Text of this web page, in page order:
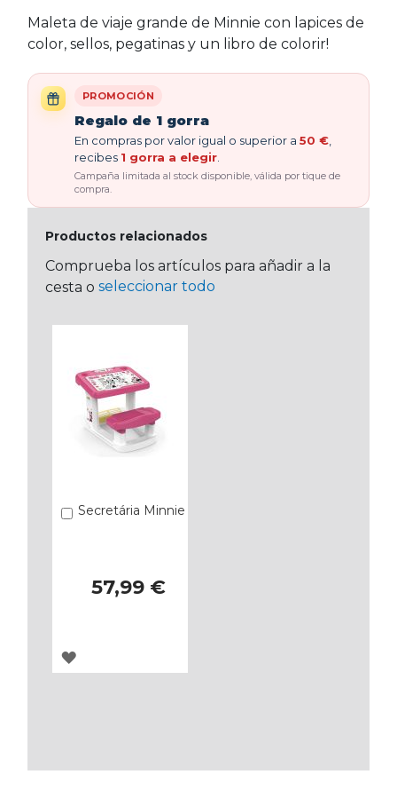
Maleta de viaje grande de Minnie con lapices de
color, sellos, pegatinas y un libro de colorir!
PROMOCIÓN
Regalo de 1 gorra
En compras por valor igual o superior a 50 €
recibes 1 gorra a elegir
Campaña limitada al stock disponible, válida por tique de
compra.
Productos relacionados
Comprueba los artículos para añadir a la
cesta o seleccionar todo
Secretária Minnie
57,99 €
Añadir
AGREGAR